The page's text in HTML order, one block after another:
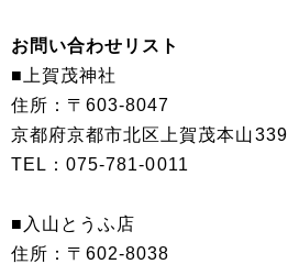
お問い合わせリスト
■上賀茂神社
住所：〒603-8047
京都府京都市北区上賀茂本山339
TEL：075-781-0011
■入山とうふ店
住所：〒602-8038